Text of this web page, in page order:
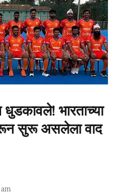
भारताच्या
सुरू असलेला वाद